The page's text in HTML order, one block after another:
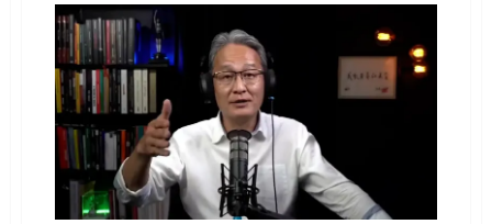
fecha
abaixo
de
R$
5
após
mais
de
dois
anos
e
Ibovespa
renova
recorde